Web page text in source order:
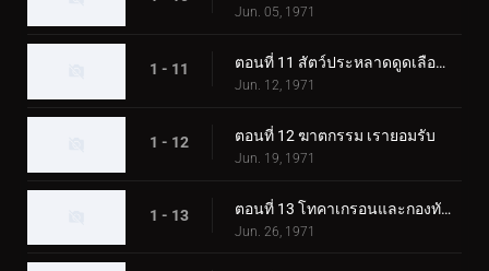
Jun. 05, 1971
1 - 11 ตอนที่ 11 สัตว์ประหลาดดูดเลือด เกบาคอนดอร์
Jun. 12, 1971
1 - 12 ตอนที่ 12 ฆาตกรรม เรายอมรับ
Jun. 19, 1971
1 - 13 ตอนที่ 13 โทคาเกรอนและกองทัพมอนสเตอร์ตัวใหญ่
Jun. 26, 1971